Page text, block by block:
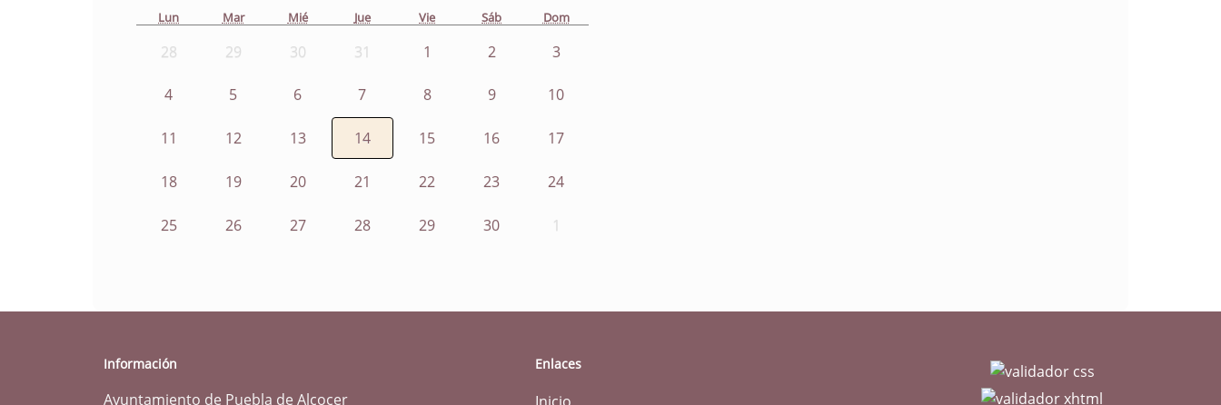
Lun Mar Mié Jue Vie Sáb Dom
28 29 30 31 1 2 3
4 5 6 7 8 9 10
11 12 13 14 15 16 17
18 19 20 21 22 23 24
25 26 27 28 29 30 1
Información
Ayuntamiento de Puebla de Alcocer
Enlaces